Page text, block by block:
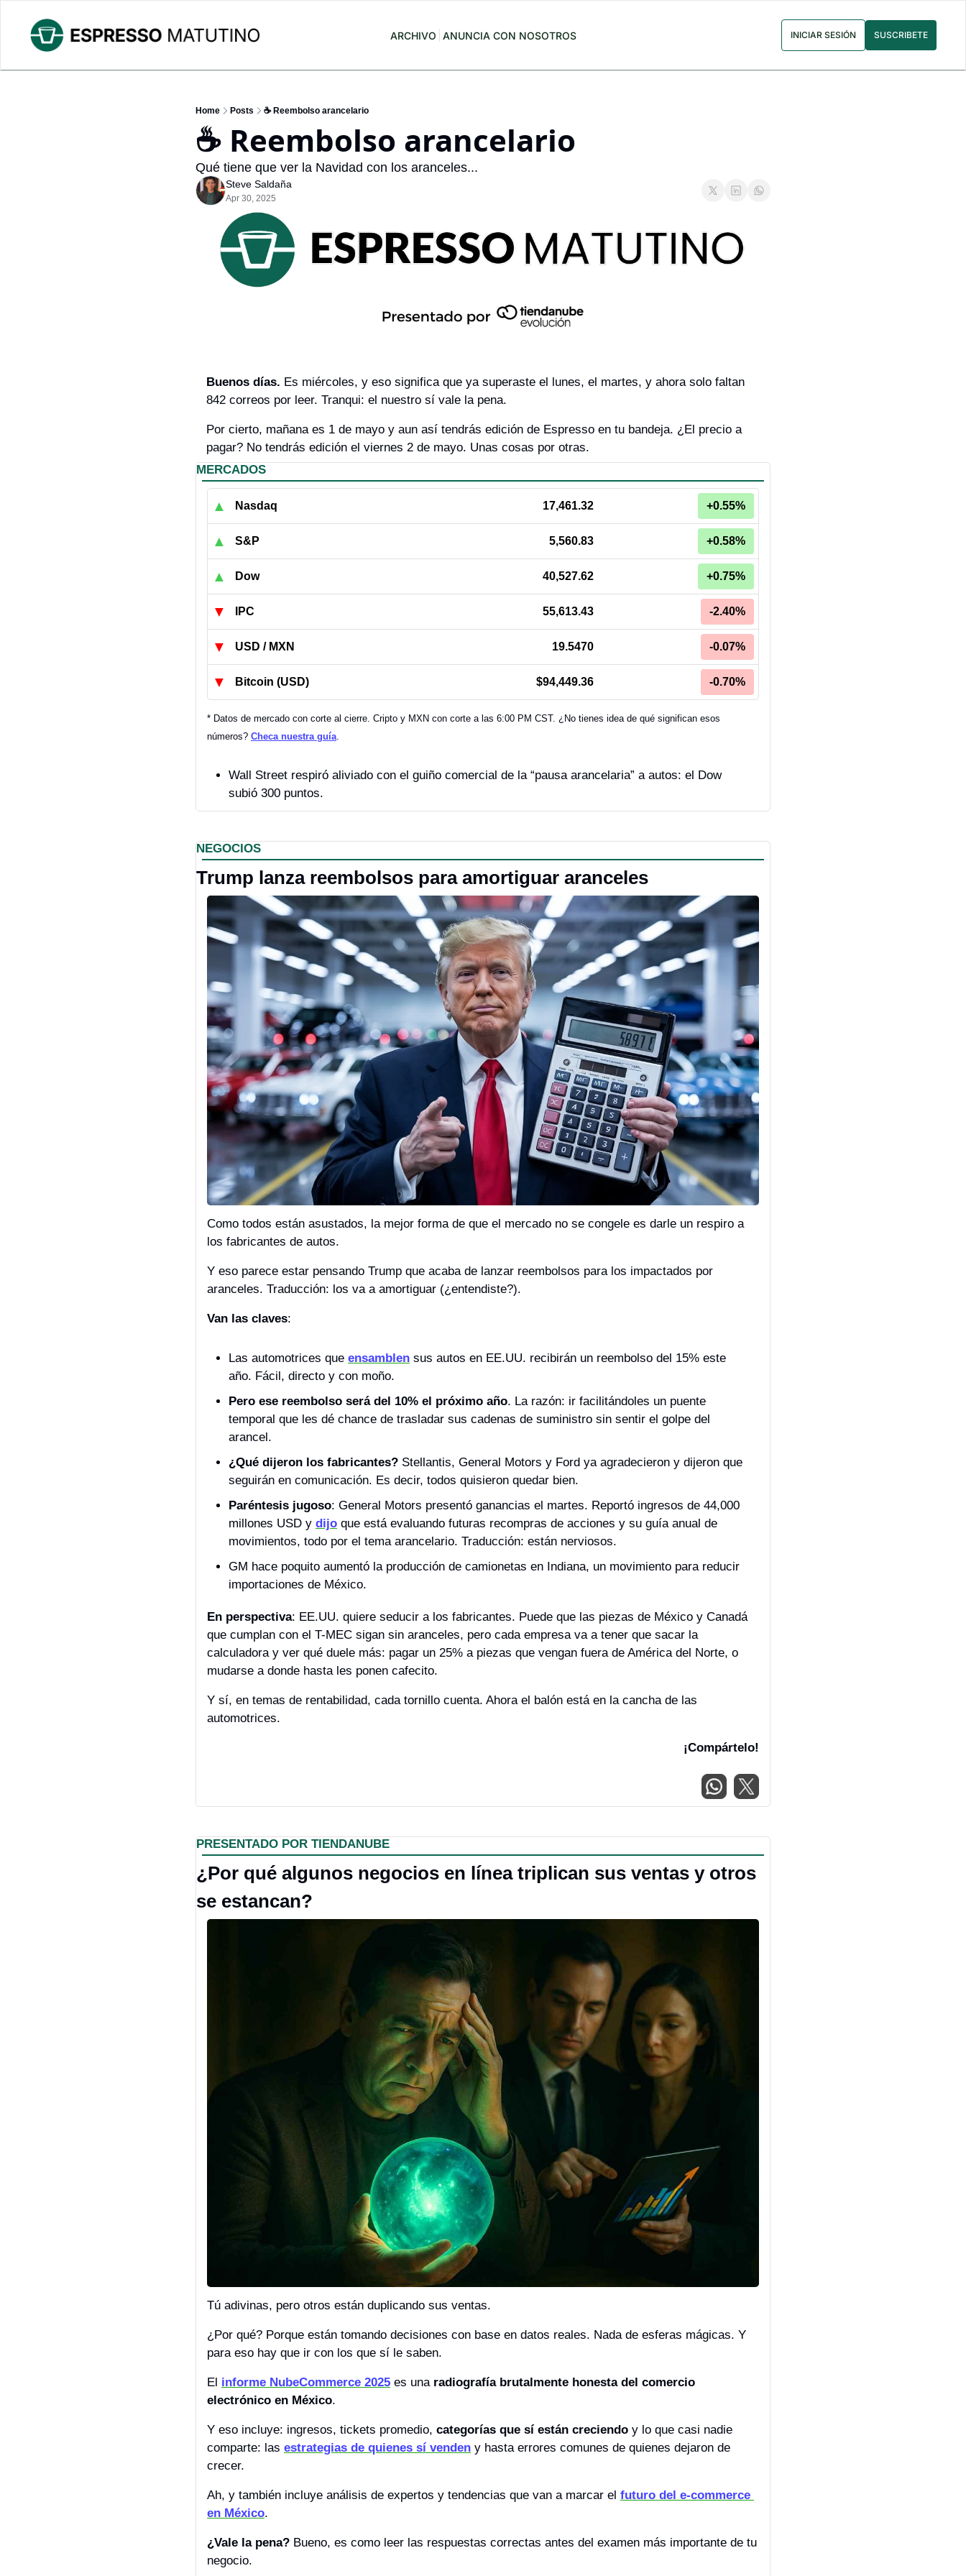
ARCHIVO ANUNCIA CON NOSOTROS INICIAR SESIÓN SUSCRIBETE
Home Posts ☕ Reembolso arancelario
☕ Reembolso arancelario
Qué tiene que ver la Navidad con los aranceles...
Steve Saldaña
Apr 30, 2025
Buenos días. Es miércoles, y eso significa que ya superaste el lunes, el martes, y ahora solo faltan
842 correos por leer. Tranqui: el nuestro sí vale la pena.
Por cierto, mañana es 1 de mayo y aun así tendrás edición de Espresso en tu bandeja. ¿El precio a
pagar? No tendrás edición el viernes 2 de mayo. Unas cosas por otras.
MERCADOS
▲ Nasdaq 17,461.32 +0.55%
▲ S&P 5,560.83 +0.58%
▲ Dow 40,527.62 +0.75%
▼ IPC 55,613.43 -2.40%
▼ USD / MXN 19.5470 -0.07%
▼ Bitcoin (USD) $94,449.36 -0.70%
* Datos de mercado con corte al cierre. Cripto y MXN con corte a las 6:00 PM CST. ¿No tienes idea de qué significan esos
números? Checa nuestra guía.
Wall Street respiró aliviado con el guiño comercial de la “pausa arancelaria” a autos: el Dow
subió 300 puntos.
NEGOCIOS
Trump lanza reembolsos para amortiguar aranceles
Como todos están asustados, la mejor forma de que el mercado no se congele es darle un respiro a
los fabricantes de autos.
Y eso parece estar pensando Trump que acaba de lanzar reembolsos para los impactados por
aranceles. Traducción: los va a amortiguar (¿entendiste?).
Van las claves:
Las automotrices que ensamblen sus autos en EE.UU. recibirán un reembolso del 15% este
año. Fácil, directo y con moño.
Pero ese reembolso será del 10% el próximo año. La razón: ir facilitándoles un puente
temporal que les dé chance de trasladar sus cadenas de suministro sin sentir el golpe del
arancel.
¿Qué dijeron los fabricantes? Stellantis, General Motors y Ford ya agradecieron y dijeron que
seguirán en comunicación. Es decir, todos quisieron quedar bien.
Paréntesis jugoso: General Motors presentó ganancias el martes. Reportó ingresos de 44,000
millones USD y dijo que está evaluando futuras recompras de acciones y su guía anual de
movimientos, todo por el tema arancelario. Traducción: están nerviosos.
GM hace poquito aumentó la producción de camionetas en Indiana, un movimiento para reducir
importaciones de México.
En perspectiva: EE.UU. quiere seducir a los fabricantes. Puede que las piezas de México y Canadá
que cumplan con el T-MEC sigan sin aranceles, pero cada empresa va a tener que sacar la
calculadora y ver qué duele más: pagar un 25% a piezas que vengan fuera de América del Norte, o
mudarse a donde hasta les ponen cafecito.
Y sí, en temas de rentabilidad, cada tornillo cuenta. Ahora el balón está en la cancha de las
automotrices.
¡Compártelo!
PRESENTADO POR TIENDANUBE
¿Por qué algunos negocios en línea triplican sus ventas y otros
se estancan?
Tú adivinas, pero otros están duplicando sus ventas.
¿Por qué? Porque están tomando decisiones con base en datos reales. Nada de esferas mágicas. Y
para eso hay que ir con los que sí le saben.
El informe NubeCommerce 2025 es una radiografía brutalmente honesta del comercio
electrónico en México.
Y eso incluye: ingresos, tickets promedio, categorías que sí están creciendo y lo que casi nadie
comparte: las estrategias de quienes sí venden y hasta errores comunes de quienes dejaron de
crecer.
Ah, y también incluye análisis de expertos y tendencias que van a marcar el futuro del e-commerce
en México.
¿Vale la pena? Bueno, es como leer las respuestas correctas antes del examen más importante de tu
negocio.